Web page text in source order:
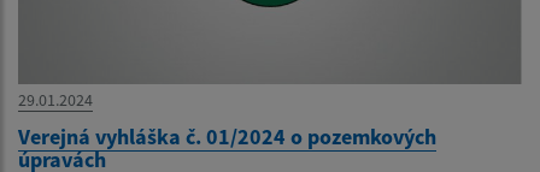
29.01.2024
Verejná vyhláška č. 01/2024 o pozemkových
úpravách